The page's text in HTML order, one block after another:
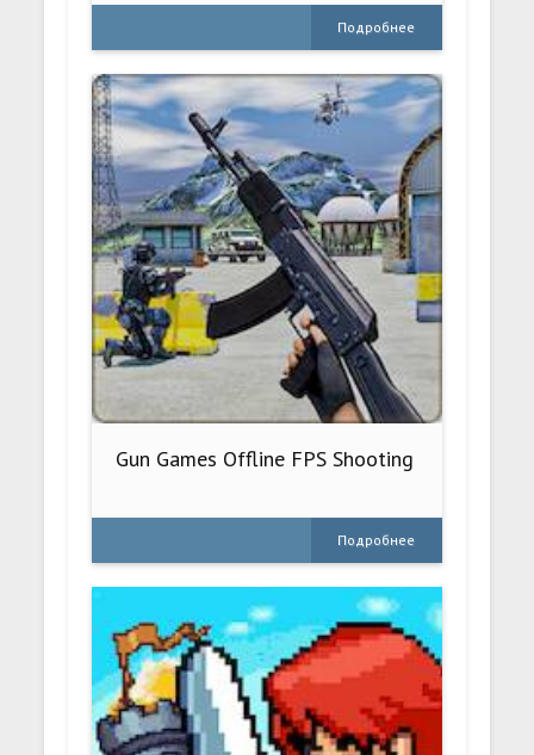
Подробнее
Gun Games Offline FPS Shooting
Подробнее